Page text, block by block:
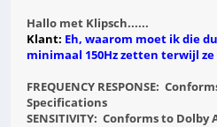
Hallo met Klipsch......
Klant: Eh, waarom moet ik die
minimaal 150Hz zetten terwijl ze
FREQUENCY RESPONSE:
Specifications
SENSITIVITY: Conforms to